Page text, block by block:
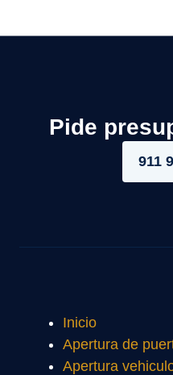
Pide
911
Inicio
Apertura de
Apertura